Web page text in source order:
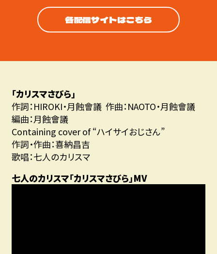
各配信サイトはこちら
「カリスマさびら」
作詞：HIROKI・月蝕會議 作曲：NAOTO・月蝕會議
編曲：月蝕會議
Containing cover of “ハイサイおじさん”
作詞・作曲：喜納昌吉
歌唱：七人のカリスマ
七人のカリスマ「カリスマさびら」MV